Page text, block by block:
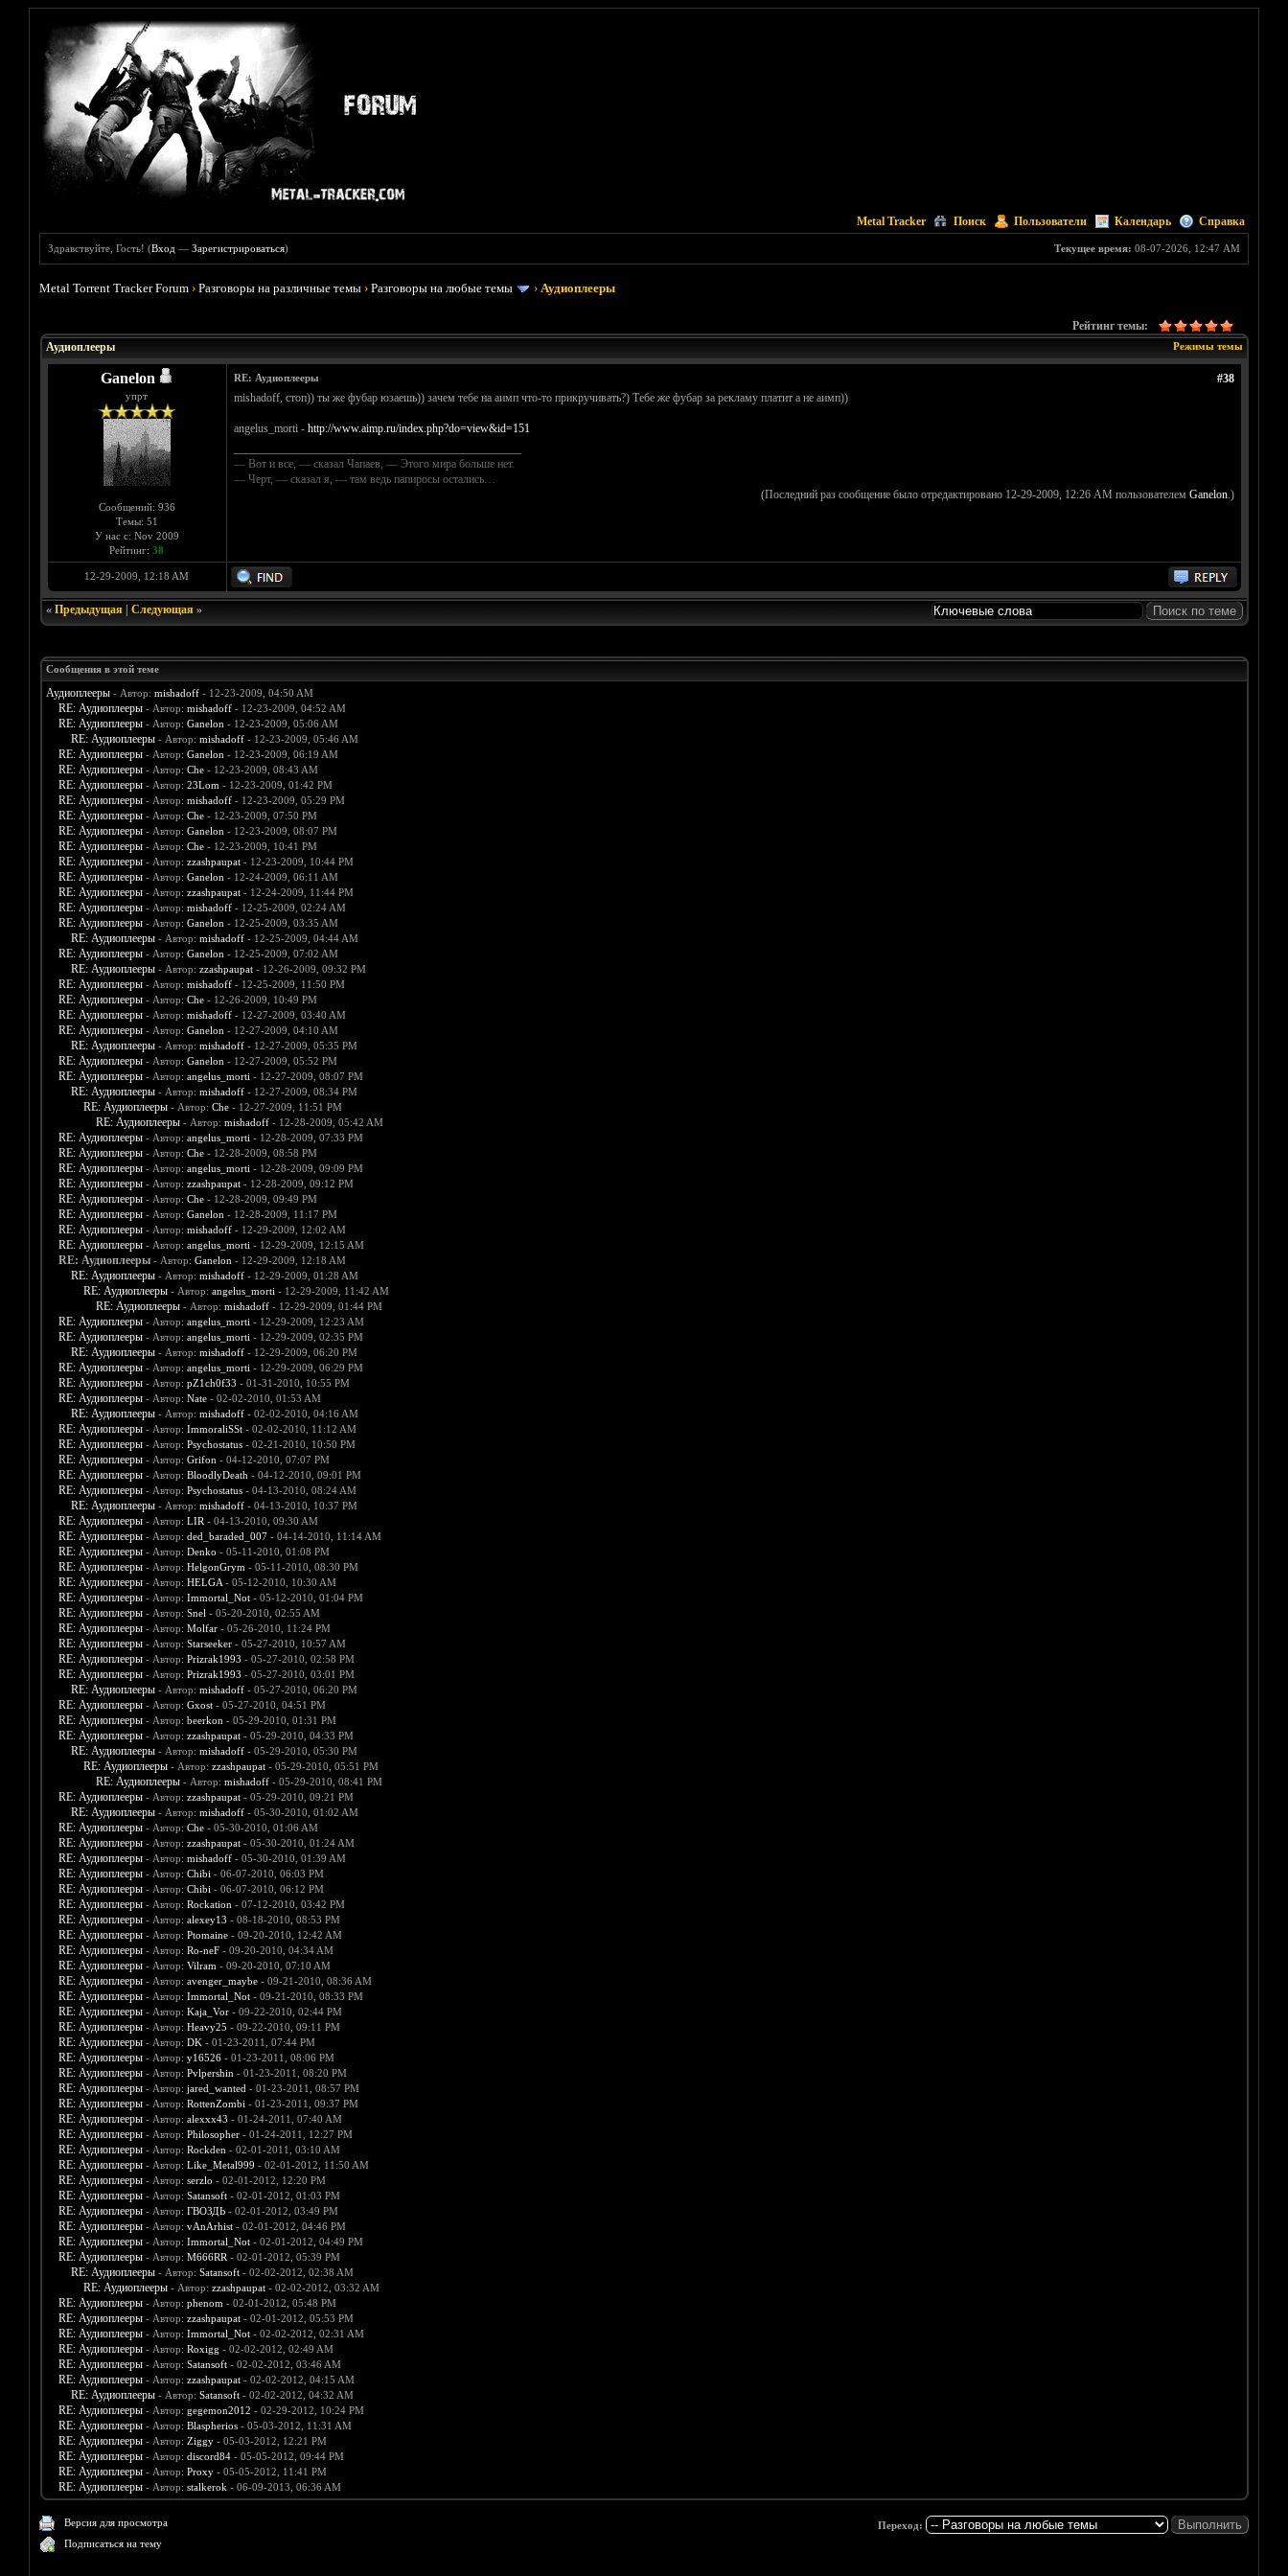
Metal Tracker Поиск Пользователи Календарь Справка
Текущее время: 08-07-2026, 12:47 AM
Здравствуйте, Гость! (Вход —Зарегистрироваться)
Metal Torrent Tracker Forum ›Разговоры на различные темы ›Разговоры на любые темы ›Аудиоплееры
Рейтинг темы:
Режимы темы
Аудиоплееры
Ganelon
упрт
Сообщений: 936
Темы: 51
У нас с: Nov 2009
Рейтинг: 38
#38
RE: Аудиоплееры
mishadoff, стоп)) ты же фубар юзаешь)) зачем тебе на аимп что-то прикручивать?) Тебе же фубар за рекламу платит а не аимп))
angelus_morti - http://www.aimp.ru/index.php?do=view&id=151
— Вот и все, — сказал Чапаев, — Этого мира больше нет.
— Черт, — сказал я, — там ведь папиросы остались…
(Последний раз сообщение было отредактировано 12-29-2009, 12:26 AM пользователем Ganelon.)
12-29-2009, 12:18 AM
« Предыдущая| Следующая»
Сообщения в этой теме
Аудиоплееры - Автор: mishadoff- 12-23-2009, 04:50 AM
RE: Аудиоплееры - Автор: mishadoff- 12-23-2009, 04:52 AM
RE: Аудиоплееры - Автор: Ganelon - 12-23-2009, 05:06 AM
RE: Аудиоплееры - Автор: mishadoff- 12-23-2009, 05:46 AM
RE: Аудиоплееры - Автор: Ganelon - 12-23-2009, 06:19 AM
RE: Аудиоплееры - Автор: Che- 12-23-2009, 08:43 AM
RE: Аудиоплееры - Автор: 23Lom - 12-23-2009, 01:42 PM
RE: Аудиоплееры - Автор: mishadoff- 12-23-2009, 05:29 PM
RE: Аудиоплееры - Автор: Che- 12-23-2009, 07:50 PM
RE: Аудиоплееры - Автор: Ganelon - 12-23-2009, 08:07 PM
RE: Аудиоплееры - Автор: Che- 12-23-2009, 10:41 PM
RE: Аудиоплееры - Автор: zzashpaupat- 12-23-2009, 10:44 PM
RE: Аудиоплееры - Автор: Ganelon - 12-24-2009, 06:11 AM
RE: Аудиоплееры - Автор: zzashpaupat- 12-24-2009, 11:44 PM
RE: Аудиоплееры - Автор: mishadoff- 12-25-2009, 02:24 AM
RE: Аудиоплееры - Автор: Ganelon - 12-25-2009, 03:35 AM
RE: Аудиоплееры - Автор: mishadoff- 12-25-2009, 04:44 AM
RE: Аудиоплееры - Автор: Ganelon - 12-25-2009, 07:02 AM
RE: Аудиоплееры - Автор: zzashpaupat- 12-26-2009, 09:32 PM
RE: Аудиоплееры - Автор: mishadoff- 12-25-2009, 11:50 PM
RE: Аудиоплееры - Автор: Che- 12-26-2009, 10:49 PM
RE: Аудиоплееры - Автор: mishadoff- 12-27-2009, 03:40 AM
RE: Аудиоплееры - Автор: Ganelon - 12-27-2009, 04:10 AM
RE: Аудиоплееры - Автор: mishadoff- 12-27-2009, 05:35 PM
RE: Аудиоплееры - Автор: Ganelon - 12-27-2009, 05:52 PM
RE: Аудиоплееры - Автор: angelus_morti - 12-27-2009, 08:07 PM
RE: Аудиоплееры - Автор: mishadoff- 12-27-2009, 08:34 PM
RE: Аудиоплееры - Автор: Che- 12-27-2009, 11:51 PM
RE: Аудиоплееры - Автор: mishadoff- 12-28-2009, 05:42 AM
RE: Аудиоплееры - Автор: angelus_morti - 12-28-2009, 07:33 PM
RE: Аудиоплееры - Автор: Che- 12-28-2009, 08:58 PM
RE: Аудиоплееры - Автор: angelus_morti - 12-28-2009, 09:09 PM
RE: Аудиоплееры - Автор: zzashpaupat- 12-28-2009, 09:12 PM
RE: Аудиоплееры - Автор: Che- 12-28-2009, 09:49 PM
RE: Аудиоплееры - Автор: Ganelon - 12-28-2009, 11:17 PM
RE: Аудиоплееры - Автор: mishadoff- 12-29-2009, 12:02 AM
RE: Аудиоплееры - Автор: angelus_morti - 12-29-2009, 12:15 AM
RE: Аудиоплееры - Автор: Ganelon - 12-29-2009, 12:18 AM
RE: Аудиоплееры - Автор: mishadoff- 12-29-2009, 01:28 AM
RE: Аудиоплееры - Автор: angelus_morti - 12-29-2009, 11:42 AM
RE: Аудиоплееры - Автор: mishadoff- 12-29-2009, 01:44 PM
RE: Аудиоплееры - Автор: angelus_morti - 12-29-2009, 12:23 AM
RE: Аудиоплееры - Автор: angelus_morti - 12-29-2009, 02:35 PM
RE: Аудиоплееры - Автор: mishadoff- 12-29-2009, 06:20 PM
RE: Аудиоплееры - Автор: angelus_morti - 12-29-2009, 06:29 PM
RE: Аудиоплееры - Автор: pZ1ch0f33 - 01-31-2010, 10:55 PM
RE: Аудиоплееры - Автор: Nate- 02-02-2010, 01:53 AM
RE: Аудиоплееры - Автор: mishadoff- 02-02-2010, 04:16 AM
RE: Аудиоплееры - Автор: ImmoraliSSt- 02-02-2010, 11:12 AM
RE: Аудиоплееры - Автор: Psychostatus- 02-21-2010, 10:50 PM
RE: Аудиоплееры - Автор: Grifon - 04-12-2010, 07:07 PM
RE: Аудиоплееры - Автор: BloodlyDeath - 04-12-2010, 09:01 PM
RE: Аудиоплееры - Автор: Psychostatus- 04-13-2010, 08:24 AM
RE: Аудиоплееры - Автор: mishadoff- 04-13-2010, 10:37 PM
RE: Аудиоплееры - Автор: LIR - 04-13-2010, 09:30 AM
RE: Аудиоплееры - Автор: ded_baraded_007- 04-14-2010, 11:14 AM
RE: Аудиоплееры - Автор: Denko - 05-11-2010, 01:08 PM
RE: Аудиоплееры - Автор: HelgonGrym - 05-11-2010, 08:30 PM
RE: Аудиоплееры - Автор: HELGA- 05-12-2010, 10:30 AM
RE: Аудиоплееры - Автор: Immortal_Not- 05-12-2010, 01:04 PM
RE: Аудиоплееры - Автор: Snel - 05-20-2010, 02:55 AM
RE: Аудиоплееры - Автор: Molfar- 05-26-2010, 11:24 PM
RE: Аудиоплееры - Автор: Starseeker- 05-27-2010, 10:57 AM
RE: Аудиоплееры - Автор: Prizrak1993 - 05-27-2010, 02:58 PM
RE: Аудиоплееры - Автор: Prizrak1993 - 05-27-2010, 03:01 PM
RE: Аудиоплееры - Автор: mishadoff- 05-27-2010, 06:20 PM
RE: Аудиоплееры - Автор: Gxost- 05-27-2010, 04:51 PM
RE: Аудиоплееры - Автор: beerkon - 05-29-2010, 01:31 PM
RE: Аудиоплееры - Автор: zzashpaupat- 05-29-2010, 04:33 PM
RE: Аудиоплееры - Автор: mishadoff- 05-29-2010, 05:30 PM
RE: Аудиоплееры - Автор: zzashpaupat- 05-29-2010, 05:51 PM
RE: Аудиоплееры - Автор: mishadoff- 05-29-2010, 08:41 PM
RE: Аудиоплееры - Автор: zzashpaupat- 05-29-2010, 09:21 PM
RE: Аудиоплееры - Автор: mishadoff- 05-30-2010, 01:02 AM
RE: Аудиоплееры - Автор: Che- 05-30-2010, 01:06 AM
RE: Аудиоплееры - Автор: zzashpaupat- 05-30-2010, 01:24 AM
RE: Аудиоплееры - Автор: mishadoff- 05-30-2010, 01:39 AM
RE: Аудиоплееры - Автор: Chibi - 06-07-2010, 06:03 PM
RE: Аудиоплееры - Автор: Chibi - 06-07-2010, 06:12 PM
RE: Аудиоплееры - Автор: Rockation - 07-12-2010, 03:42 PM
RE: Аудиоплееры - Автор: alexey13 - 08-18-2010, 08:53 PM
RE: Аудиоплееры - Автор: Ptomaine- 09-20-2010, 12:42 AM
RE: Аудиоплееры - Автор: Ro-neF- 09-20-2010, 04:34 AM
RE: Аудиоплееры - Автор: Vilram - 09-20-2010, 07:10 AM
RE: Аудиоплееры - Автор: avenger_maybe- 09-21-2010, 08:36 AM
RE: Аудиоплееры - Автор: Immortal_Not- 09-21-2010, 08:33 PM
RE: Аудиоплееры - Автор: Kaja_Vor- 09-22-2010, 02:44 PM
RE: Аудиоплееры - Автор: Heavy25 - 09-22-2010, 09:11 PM
RE: Аудиоплееры - Автор: DK- 01-23-2011, 07:44 PM
RE: Аудиоплееры - Автор: y16526- 01-23-2011, 08:06 PM
RE: Аудиоплееры - Автор: Pvlpershin - 01-23-2011, 08:20 PM
RE: Аудиоплееры - Автор: jared_wanted - 01-23-2011, 08:57 PM
RE: Аудиоплееры - Автор: RottenZombi - 01-23-2011, 09:37 PM
RE: Аудиоплееры - Автор: alexxx43 - 01-24-2011, 07:40 AM
RE: Аудиоплееры - Автор: Philosopher- 01-24-2011, 12:27 PM
RE: Аудиоплееры - Автор: Rockden - 02-01-2011, 03:10 AM
RE: Аудиоплееры - Автор: Like_Metal999 - 02-01-2012, 11:50 AM
RE: Аудиоплееры - Автор: serzlo - 02-01-2012, 12:20 PM
RE: Аудиоплееры - Автор: Satansoft- 02-01-2012, 01:03 PM
RE: Аудиоплееры - Автор: ГВОЗДЬ- 02-01-2012, 03:49 PM
RE: Аудиоплееры - Автор: vAnArhist- 02-01-2012, 04:46 PM
RE: Аудиоплееры - Автор: Immortal_Not- 02-01-2012, 04:49 PM
RE: Аудиоплееры - Автор: M666RR - 02-01-2012, 05:39 PM
RE: Аудиоплееры - Автор: Satansoft- 02-02-2012, 02:38 AM
RE: Аудиоплееры - Автор: zzashpaupat- 02-02-2012, 03:32 AM
RE: Аудиоплееры - Автор: phenom - 02-01-2012, 05:48 PM
RE: Аудиоплееры - Автор: zzashpaupat- 02-01-2012, 05:53 PM
RE: Аудиоплееры - Автор: Immortal_Not- 02-02-2012, 02:31 AM
RE: Аудиоплееры - Автор: Roxigg - 02-02-2012, 02:49 AM
RE: Аудиоплееры - Автор: Satansoft- 02-02-2012, 03:46 AM
RE: Аудиоплееры - Автор: zzashpaupat- 02-02-2012, 04:15 AM
RE: Аудиоплееры - Автор: Satansoft- 02-02-2012, 04:32 AM
RE: Аудиоплееры - Автор: gegemon2012 - 02-29-2012, 10:24 PM
RE: Аудиоплееры - Автор: Blaspherios- 05-03-2012, 11:31 AM
RE: Аудиоплееры - Автор: Ziggy- 05-03-2012, 12:21 PM
RE: Аудиоплееры - Автор: discord84- 05-05-2012, 09:44 PM
RE: Аудиоплееры - Автор: Proxy- 05-05-2012, 11:41 PM
RE: Аудиоплееры - Автор: stalkerok - 06-09-2013, 06:36 AM
Версия для просмотра
Подписаться на тему
Переход: